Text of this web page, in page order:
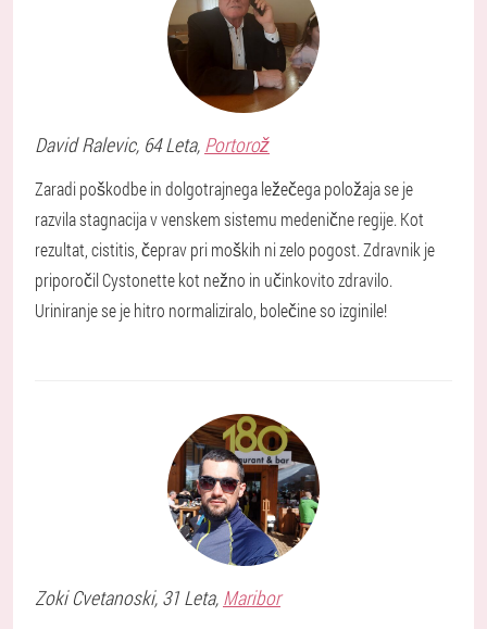
David Ralevic, 64 Leta, Portorož
Zaradi poškodbe in dolgotrajnega ležečega položaja se je
razvila stagnacija v venskem sistemu medenične regije. Kot
rezultat, cistitis, čeprav pri moških ni zelo pogost. Zdravnik je
priporočil Cystonette kot nežno in učinkovito zdravilo.
Uriniranje se je hitro normaliziralo, bolečine so izginile!
Zoki Cvetanoski, 31 Leta, Maribor